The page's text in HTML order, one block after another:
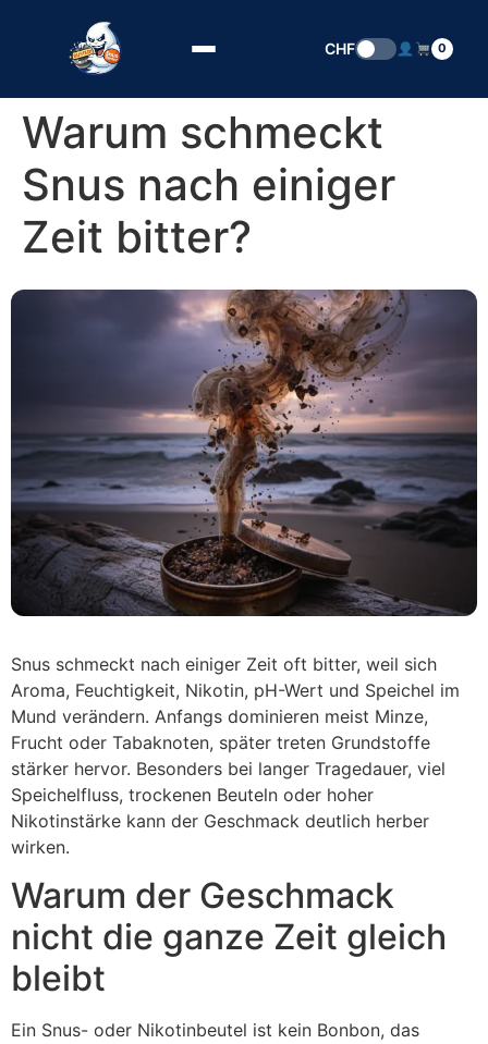
CHF 0
Warum schmeckt
Snus nach einiger
Zeit bitter?
Snus schmeckt nach einiger Zeit oft bitter, weil sich
Aroma, Feuchtigkeit, Nikotin, pH-Wert und Speichel im
Mund verändern. Anfangs dominieren meist Minze,
Frucht oder Tabaknoten, später treten Grundstoffe
stärker hervor. Besonders bei langer Tragedauer, viel
Speichelfluss, trockenen Beuteln oder hoher
Nikotinstärke kann der Geschmack deutlich herber
wirken.
Warum der Geschmack
nicht die ganze Zeit gleich
bleibt
Ein Snus- oder Nikotinbeutel ist kein Bonbon, das